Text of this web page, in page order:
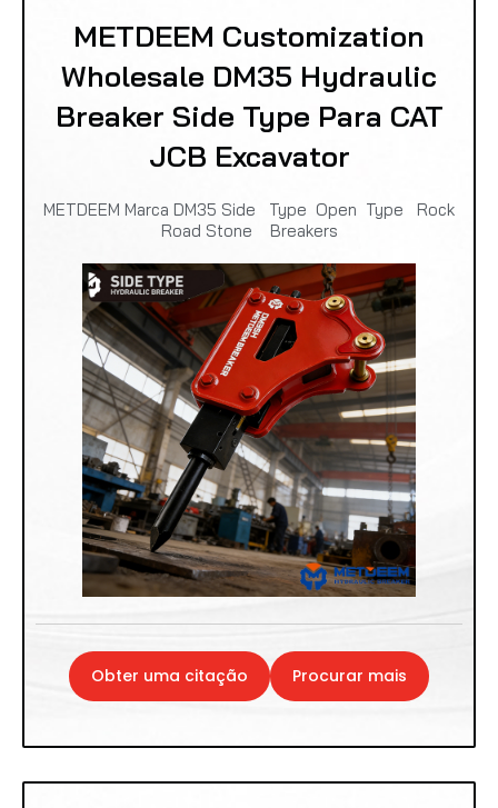
METDEEM Customization
Wholesale DM35 Hydraulic
Breaker Side Type Para CAT
JCB Excavator
METDEEM Marca DM35 Side Type Open Type Rock
Road Stone Breakers
Obter uma citação Procurar mais